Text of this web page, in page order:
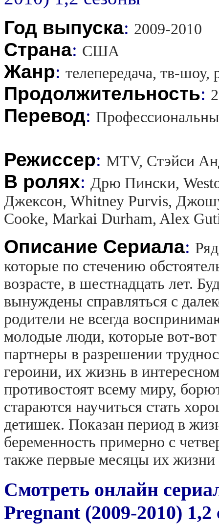
Год выпуска: 2009-2010
Страна: США
Жанр: телепередача, тв-шоу,
Продолжительность:
Перевод:
Режиссер: MTV, Стэйси
В ролях: Дрю Пински,
Джексон, Whitney Purvis,
Cooke, Markai Durham, Alex
Описание Сериала:
которые по стечению
возрасте, в шестнадцать лет.
вынуждены справляться с
родители не всегда
молодые люди, которые вот-
партнеры в разрешении
героини, их жизнь в
противостоят всему миру,
стараются научиться стать
детишек. Показан период в
беременность примерно с
также первые месяцы их
Смотреть онлайн
Pregnant (2009-2010) 1,2